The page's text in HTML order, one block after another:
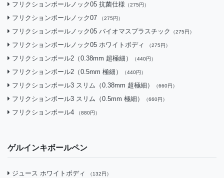
フリクションボールノック05 抗菌仕様 （275円）
フリクションボールノック07 （275円）
フリクションボールノック05 バイオマスプラスチック （275円）
フリクションボールノック05 ホワイトボディ （275円）
フリクションボール2（0.38mm 超極細） （440円）
フリクションボール2（0.5mm 極細） （440円）
フリクションボール3 スリム（0.38mm 超極細） （660円）
フリクションボール3 スリム（0.5mm 極細） （660円）
フリクションボール4 （880円）
ゲルインキボールペン
ジュース ホワイトボディ （132円）